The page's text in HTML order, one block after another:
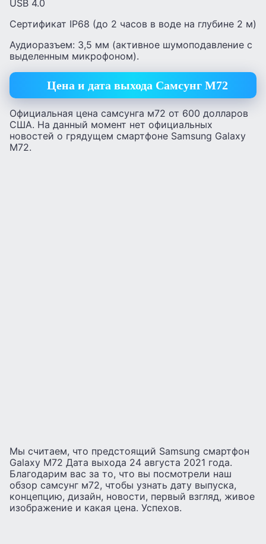
USB 4.0
Сертификат IP68 (до 2 часов в воде на глубине 2 м)
Аудиоразъем: 3,5 мм (активное шумоподавление с
выделенным микрофоном).
Цена и дата выхода Самсунг М72
Официальная цена самсунга м72 от 600 долларов
США. На данный момент нет официальных
новостей о грядущем смартфоне Samsung Galaxy
M72.
Мы считаем, что предстоящий Samsung смартфон
Galaxy M72 Дата выхода 24 августа 2021 года.
Благодарим вас за то, что вы посмотрели наш
обзор самсунг м72, чтобы узнать дату выпуска,
концепцию, дизайн, новости, первый взгляд, живое
изображение и какая цена. Успехов.